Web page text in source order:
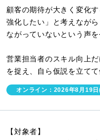
顧客の期待が大きく変化
強化したい」と考えなが
ながっていないという声
営業担当者のスキル向上
を捉え、自ら仮説を立て
オンライン：2026年8月19
【対象者】